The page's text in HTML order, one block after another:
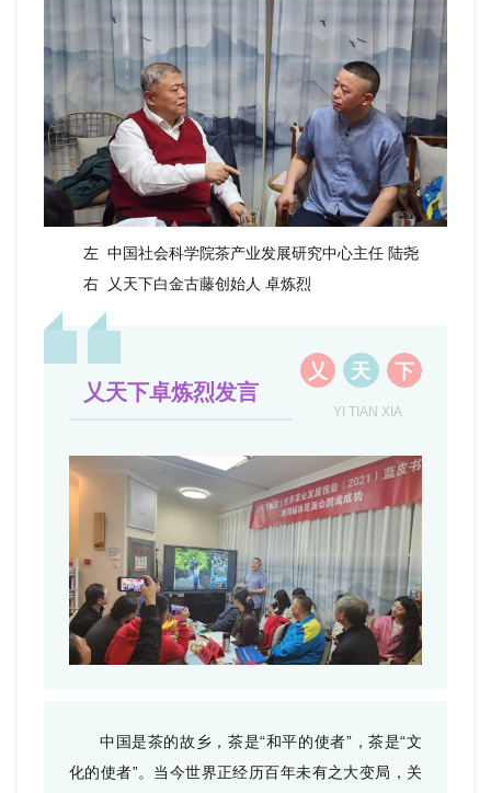
左 中国社会科学院茶产业发展研究中心主任 陆尧
右 乂天下白金古藤创始人 卓炼烈
乂天下卓炼烈发言
乂 天 下
YI TIAN XIA
中国是茶的故乡，茶是“和平的使者”，茶是“文
化的使者”。当今世界正经历百年未有之大变局，关